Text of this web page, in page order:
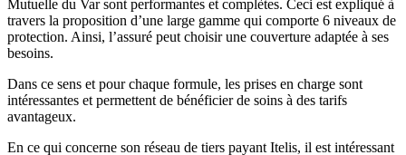
Mutuelle du Var sont performantes et complètes. Ceci est expliqué à
travers la proposition d’une large gamme qui comporte 6 niveaux de
protection. Ainsi, l’assuré peut choisir une couverture adaptée à ses
besoins.
Dans ce sens et pour chaque formule, les prises en charge sont
intéressantes et permettent de bénéficier de soins à des tarifs
avantageux.
En ce qui concerne son réseau de tiers payant Itelis, il est intéressant